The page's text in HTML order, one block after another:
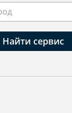
Найти сервис